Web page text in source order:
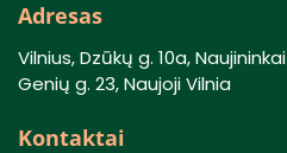
Adresas
Vilnius, Dzūkų g. 10a, Naujininkai
Genių g. 23, Naujoji Vilnia
Kontaktai